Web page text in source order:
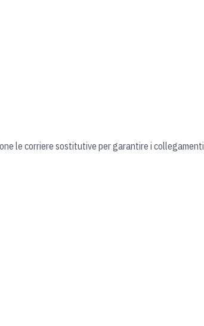
le corriere sostitutive per garantire i collegamenti